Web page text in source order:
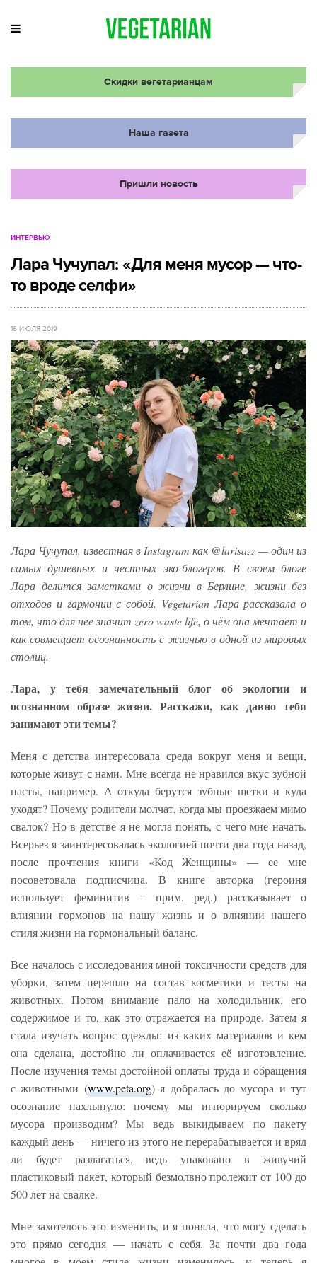
Скидки вегетарианцам
Наша газета
Пришли новость
ИНТЕРВЬЮ
Лара Чучупал: «Для меня мусор — что-
то вроде селфи»
16 ИЮЛЯ 2019
Лара Чучупал, известная в Instagram как @larisazz — один из
самых душевных и честных эко-блогеров. В своем блоге
Лара делится заметками о жизни в Берлине, жизни без
отходов и гармонии с собой. Vegetarian Лара рассказала о
том, что для неё значит zero waste life, о чём она мечтает и
как совмещает осознанность с жизнью в одной из мировых
столиц.
Лара, у тебя замечательный блог об экологии и
осознанном образе жизни. Расскажи, как давно тебя
занимают эти темы?
Меня с детства интересовала среда вокруг меня и вещи,
которые живут с нами. Мне всегда не нравился вкус зубной
пасты, например. А откуда берутся зубные щетки и куда
уходят? Почему родители молчат, когда мы проезжаем мимо
свалок? Но в детстве я не могла понять, с чего мне начать.
Всерьез я заинтересовалась экологией почти два года назад,
после прочтения книги «Код Женщины» — ее мне
посоветовала подписчица. В книге авторка (героиня
использует феминитив – прим. ред.) рассказывает о
влиянии гормонов на нашу жизнь и о влиянии нашего
стиля жизни на гормональный баланс.
Все началось с исследования мной токсичности средств для
уборки, затем перешло на состав косметики и тесты на
животных. Потом внимание пало на холодильник, его
содержимое и то, как это отражается на природе. Затем я
стала изучать вопрос одежды: из каких материалов и кем
она сделана, достойно ли оплачивается её изготовление.
После изучения темы достойной оплаты труда и обращения
с животными (www.peta.org) я добралась до мусора и тут
осознание нахлынуло: почему мы игнорируем сколько
мусора производим? Мы ведь выкидываем по пакету
каждый день — ничего из этого не перерабатывается и вряд
ли будет разлагаться, ведь упаковано в живучий
пластиковый пакет, который безмолвно пролежит от 100 до
500 лет на свалке.
Мне захотелось это изменить, и я поняла, что могу сделать
это прямо сегодня — начать с себя. За почти два года